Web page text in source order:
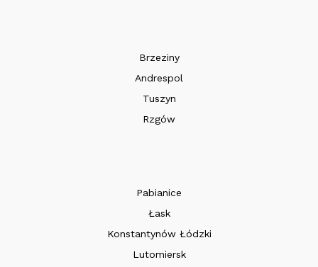
Brzeziny
Andrespol
Tuszyn
Rzgów
Pabianice
Łask
Konstantynów Łódzki
Lutomiersk